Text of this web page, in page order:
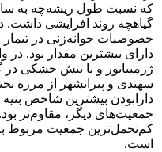
که نسبت طول ریشه‌‌چه به
گیاهچه روند افزایشی داشت.
خصوصیات جوانه‌زنی در
دارای بیشترین مقدار بود. در
سهندی و پیرانشهر از مرزة
دارابودن بیشترین شاخص
جمعیت‌های دیگر، مقاوم‌تر
کم‌تحمل‌ترین جمعیت مربوط
است.